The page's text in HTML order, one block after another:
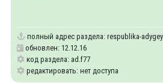
полный адрес раздела: respublika-
обновлен: 12.12.16
код раздела: ad.f77
редактировать: нет доступа